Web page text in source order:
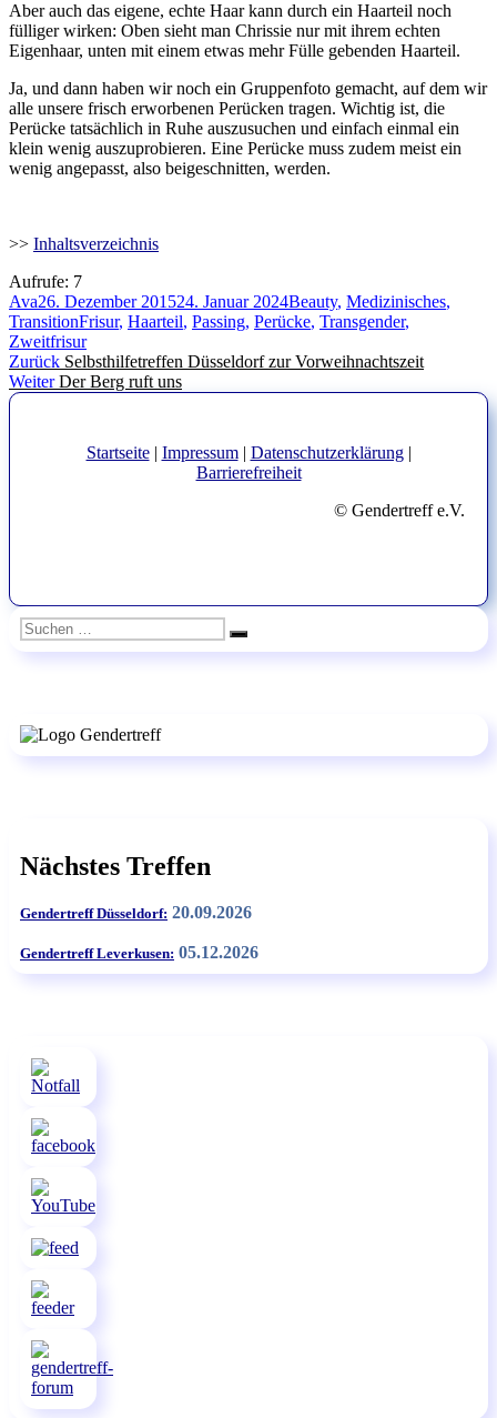
Aber auch das eigene, echte Haar kann durch ein Haarteil noch
fülliger wirken: Oben sieht man Chrissie nur mit ihrem echten
Eigenhaar, unten mit einem etwas mehr Fülle gebenden Haarteil.
Ja, und dann haben wir noch ein Gruppenfoto gemacht, auf dem wir
alle unsere frisch erworbenen Perücken tragen. Wichtig ist, die
Perücke tatsächlich in Ruhe auszusuchen und einfach einmal ein
klein wenig auszuprobieren. Eine Perücke muss zudem meist ein
wenig angepasst, also beigeschnitten, werden.
>> Inhaltsverzeichnis
Aufrufe: 7
Autor
AvaVeröffentlicht
am
26. Dezember 201524. Januar 2024Kategorien
Beauty, Medizinisches,
TransitionSchlagwörter
Frisur, Haarteil, Passing, Perücke, Transgender,
Zweitfrisur
Beitragsnavigation
Zurück Vorheriger
Beitrag:
Selbsthilfetreffen Düsseldorf zur Vorweihnachtszeit
Weiter Nächster
Der Berg ruft uns
Startseite| Impressum| Datenschutzerklärung|
Barrierefreiheit
© Gendertreff e.V.
Suchen
nach:
Suchen
Nächstes Treffen
Gendertreff Düsseldorf: 20.09.2026
Gendertreff Leverkusen: 05.12.2026